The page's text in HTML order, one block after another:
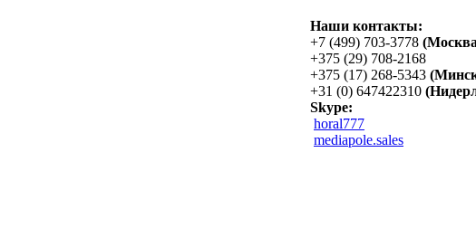
Наши контакты:
+7 (499) 703-3778
+375 (29) 708-2168
+375 (17) 268-5343
+31 (0) 647422310
Skype:
horal777
mediapole.sales